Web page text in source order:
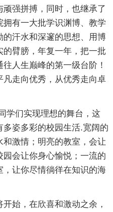
强拼搏，同时，也继承了
有一大批学识渊博、教学
汗水和深邃的思想、用博
臂膀，年复一年，把一批
人生巅峰的第一级台阶！
走向优秀，从优秀走向卓
学们实现理想的舞台，这
姿多彩的校园生活.宽阔的
激情；明亮的教室，会让
会让你身心愉悦；一流的
让你尽情徜徉在知识的海
始，在欣喜和激动之余，